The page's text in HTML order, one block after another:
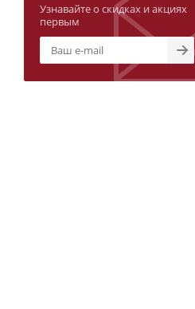
Узнавайте о скидках и акциях
первым